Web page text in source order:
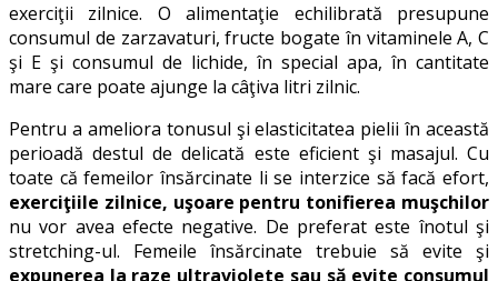
exerciţii zilnice. O alimentaţie echilibrată presupune
consumul de zarzavaturi, fructe bogate în vitaminele A, C
şi E şi consumul de lichide, în special apa, în cantitate
mare care poate ajunge la câţiva litri zilnic.
Pentru a ameliora tonusul şi elasticitatea pielii în această
perioadă destul de delicată este eficient şi masajul. Cu
toate că femeilor însărcinate li se interzice să facă efort,
exerciţiile zilnice, uşoare pentru tonifierea muşchilor
nu vor avea efecte negative. De preferat este înotul şi
stretching-ul. Femeile însărcinate trebuie să evite şi
expunerea la raze ultraviolete sau să evite consumul